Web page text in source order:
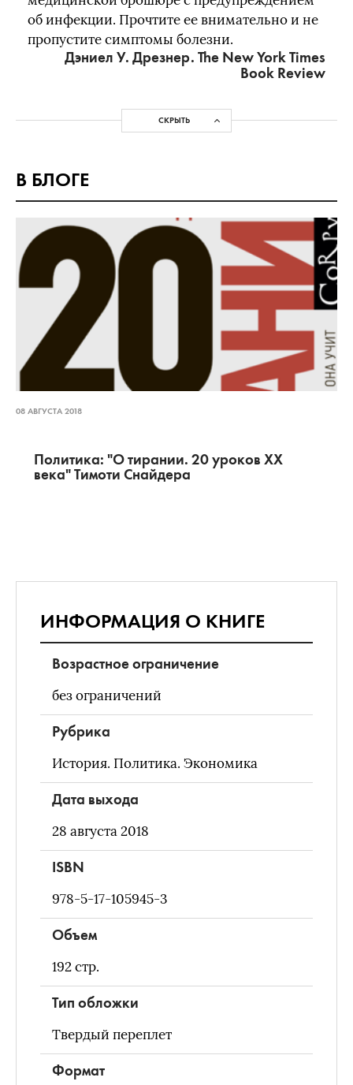
об инфекции. Прочтите ее внимательно и не
пропустите симптомы болезни.
Дэниел У. Дрезнер. The New York Times
Book Review
СКРЫТЬ
В БЛОГЕ
08 АВГУСТА 2018
Политика: "О тирании. 20 уроков ХХ
века" Тимоти Снайдера
ИНФОРМАЦИЯ О КНИГЕ
Возрастное ограничение
без ограничений
Рубрика
История. Политика. Экономика
Дата выхода
28 августа 2018
ISBN
978-5-17-105945-3
Объем
192стр.
Тип обложки
Твердый переплет
Формат